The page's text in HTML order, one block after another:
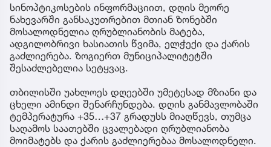
სინოპტიკოსების ინფორმაციით, დღის მეორე
ნახევარში განსაკუთრებით მთიან ზონებში
მოსალოდნელია ღრუბლიანობის მატება,
ადგილობრივი ხასიათის წვიმა, ელჭექი და ქარის
გაძლიერება. ზოგიერთ მუნიციპალიტეტში
შესაძლებელია სეტყვაც.
თბილისში უახლოეს დღეებში უმეტესად მზიანი და
ცხელი ამინდი შენარჩუნდება. დღის განმავლობაში
ტემპერატურა +35…+37 გრადუსს მიაღწევს, თუმცა
საღამოს საათებში ცვალებადი ღრუბლიანობა
მოიმატებს და ქარის გაძლიერებაა მოსალოდნელი.